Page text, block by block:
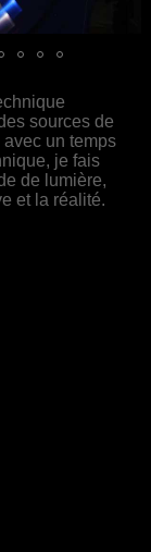
sources de
un temps
je fais
de lumière,
et la réalité.